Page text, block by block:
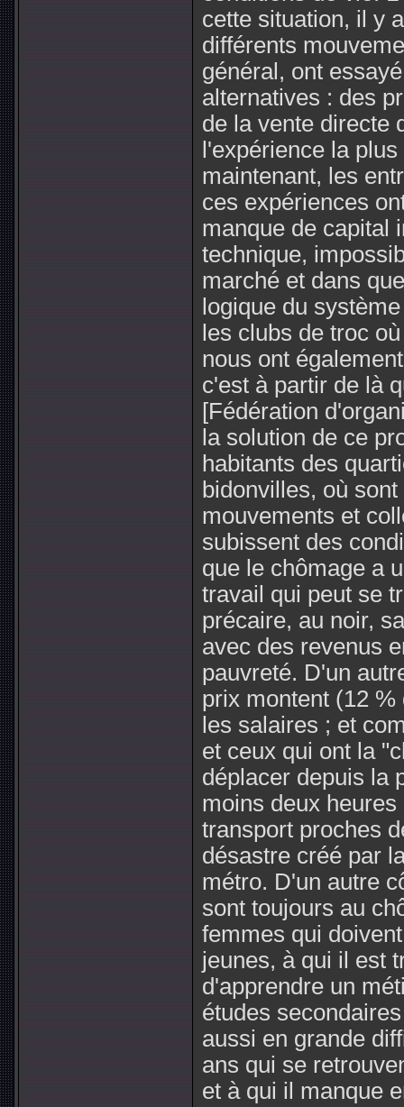
cette situation, il y
différents
général, ont
alternatives : des
de la vente directe
l'expérience la
maintenant, les
ces expériences
manque de capital
technique,
marché et dans
logique du
les clubs de troc
nous ont
c'est à partir de là
[Fédération
la solution de ce
habitants des
bidonvilles, où
mouvements et
subissent des
que le chômage a
travail qui peut se
précaire, au noir,
avec des revenus
pauvreté. D'un
prix montent (12
les salaires ; et
et ceux qui ont la
déplacer depuis la
moins deux
transport proches
désastre créé par
métro. D'un autre
sont toujours au
femmes qui
jeunes, à qui il est
d'apprendre un
études
aussi en grande
ans qui se
et à qui il manque